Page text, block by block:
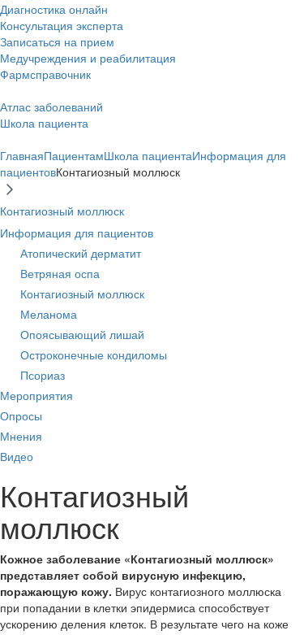
Диагностика онлайн
Консультация эксперта
Записаться на прием
Медучреждения и реабилитация
Фармсправочник
Атлас заболеваний
Школа пациента
ГлавнаяПациентамШкола пациентаИнформация для
пациентовКонтагиозный моллюск
Контагиозный моллюск
Информация для пациентов
Атопический дерматит
Ветряная оспа
Контагиозный моллюск
Меланома
Опоясывающий лишай
Остроконечные кондиломы
Псориаз
Мероприятия
Опросы
Мнения
Видео
Контагиозный
моллюск
Кожное заболевание «Контагиозный моллюск»
представляет собой вирусную инфекцию,
поражающую кожу. Вирус контагиозного моллюска
при попадании в клетки эпидермиса способствует
ускорению деления клеток. В результате чего на коже